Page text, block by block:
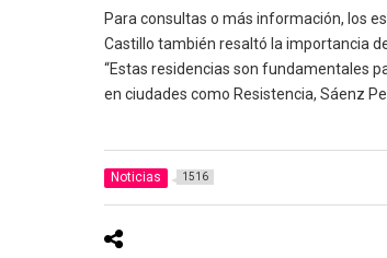
Para consultas o más información, los
Castillo también resaltó la importancia
“Estas residencias son fundamentales
en ciudades como Resistencia, Sáenz
Noticias 1516